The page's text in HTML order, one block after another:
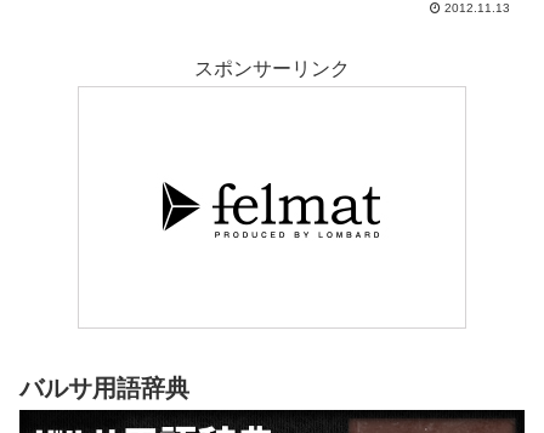
2012.11.13
スポンサーリンク
バルサ用語辞典